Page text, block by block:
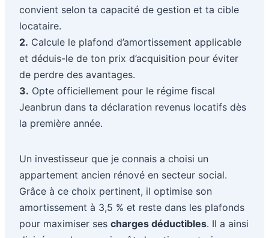
convient selon ta capacité de gestion et ta cible
locataire.
2. Calcule le plafond d’amortissement applicable
et déduis-le de ton prix d’acquisition pour éviter
de perdre des avantages.
3. Opte officiellement pour le régime fiscal
Jeanbrun dans ta déclaration revenus locatifs dès
la première année.
Un investisseur que je connais a choisi un
appartement ancien rénové en secteur social.
Grâce à ce choix pertinent, il optimise son
amortissement à 3,5 % et reste dans les plafonds
pour maximiser ses charges déductibles. Il a ainsi